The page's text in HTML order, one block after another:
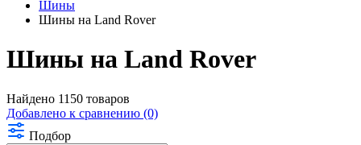
Шины
Шины на Land Rover
Шины на Land Rover
Найдено 1150 товаров
Добавлено к сравнению (0)
Подбор